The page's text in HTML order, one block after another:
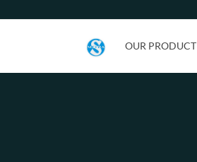
OUR PRODUCT